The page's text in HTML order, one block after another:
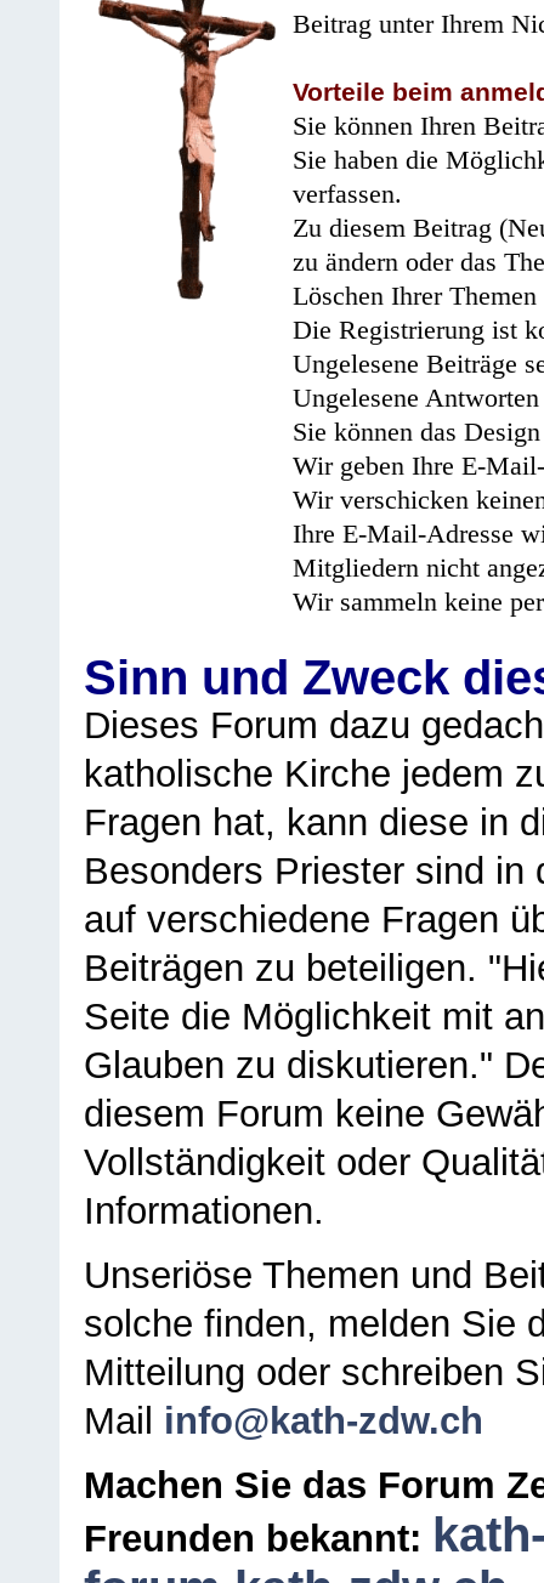
Beitrag unter Ihrem
Vorteile beim
Sie können Ihren
Sie haben die
verfassen.
Zu diesem Beitrag
zu ändern oder das
Löschen Ihrer
Die Registrierung ist
Ungelesene Beiträge
Ungelesene
Sie können das
Wir geben Ihre E-
Wir verschicken
Ihre E-Mail-Adresse
Mitgliedern nicht
Wir sammeln keine
Sinn und Zweck
Dieses Forum dazu
katholische Kirche jedem
Fragen hat, kann diese in
Besonders Priester sind in
auf verschiedene Fragen
Beiträgen zu beteiligen.
Seite die Möglichkeit mit
Glauben zu diskutieren."
diesem Forum keine
Vollständigkeit oder
Informationen.
Unseriöse Themen und
solche finden, melden Sie
Mitteilung oder schreiben
Mail info@kath-zdw.ch
Machen Sie das Forum
Freunden bekannt: